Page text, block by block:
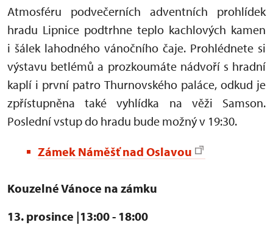
Atmosféru podvečerních adventních prohlídek
hradu Lipnice podtrhne teplo kachlových kamen
i šálek lahodného vánočního čaje. Prohlédnete si
výstavu betlémů a prozkoumáte nádvoří s hradní
kaplí i první patro Thurnovského paláce, odkud je
zpřístupněna také vyhlídka na věži Samson.
Poslední vstup do hradu bude možný v 19:30.
Zámek Náměšť nad Oslavou
Kouzelné Vánoce na zámku
13. prosince |13:00 - 18:00